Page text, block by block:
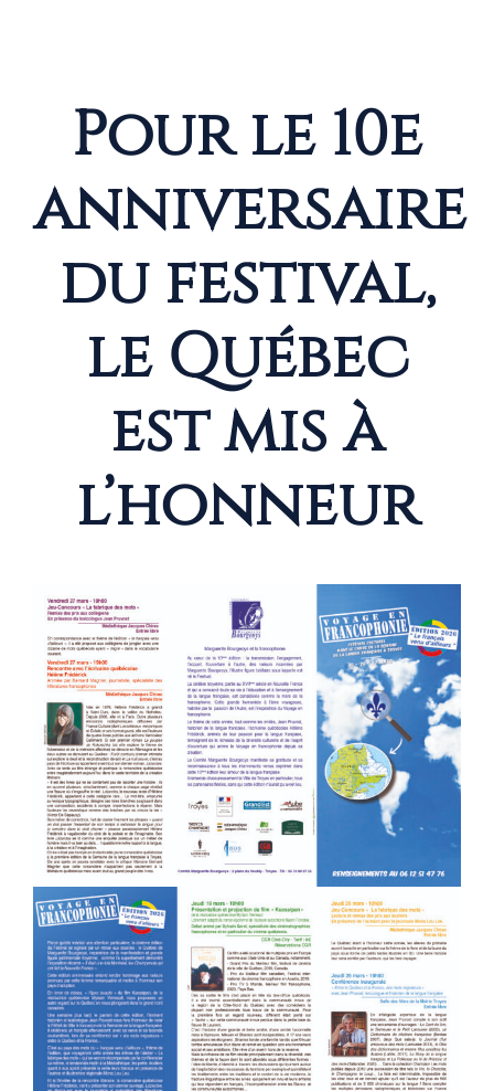
Pour le 10e
anniversaire
du festival,
le Québec
est mis à
l’honneur